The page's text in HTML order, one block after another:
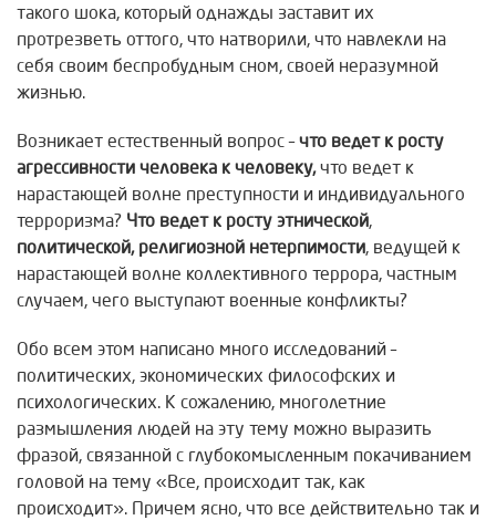
такого шока, который однажды заставит их
протрезветь оттого, что натворили, что навлекли на
себя своим беспробудным сном, своей неразумной
жизнью.
Возникает естественный вопрос –что ведет к росту
агрессивности человека к человеку,что ведет к
нарастающей волне преступности и индивидуального
терроризма? Что ведет к росту этнической,
политической, религиозной нетерпимости, ведущей к
нарастающей волне коллективного террора, частным
случаем, чего выступают военные конфликты?
Обо всем этом написано много исследований –
политических, экономических философских и
психологических. К сожалению, многолетние
размышления людей на эту тему можно выразить
фразой, связанной с глубокомысленным покачиванием
головой на тему «Все, происходит так, как
происходит». Причем ясно, что все действительно так и